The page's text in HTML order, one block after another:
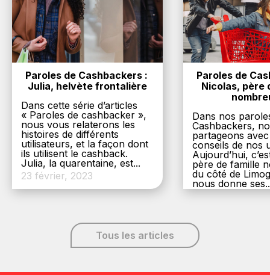
Paroles de Cashbackers :
Julia, helvète frontalière
Dans cette série d’articles
« Paroles de cashbacker »,
nous vous relaterons les
histoires de différents
utilisateurs, et la façon dont
ils utilisent le cashback.
Julia, la quarentaine, est...
23 février, 2023
Paroles de
Nicolas, père
Dans nos
Cashbackers,
partageons
conseils de nos
Aujourd’hui,
père de famille
du côté de
nous donne
6 décembre,
Tous les articles